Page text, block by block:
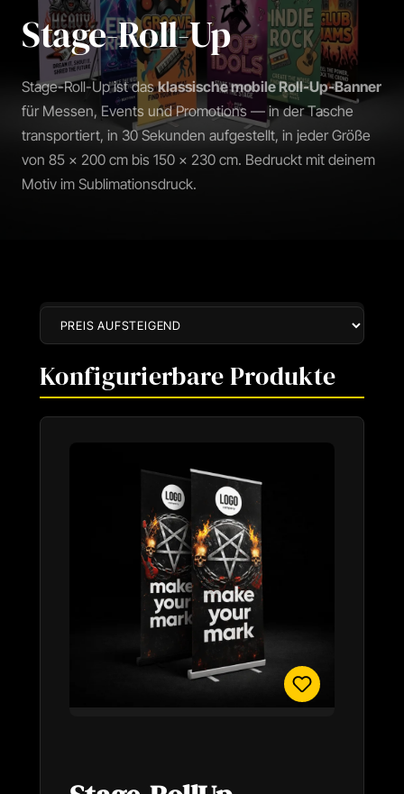
Stage-Roll-Up
Stage-Roll-Up ist dasklassische mobile Roll-Up-Banner
für Messen, Events und Promotions — in der Tasche
transportiert, in 30 Sekunden aufgestellt, in jeder Größe
von 85 × 200 cm bis 150 × 230 cm. Bedruckt mit deinem
Motiv im Sublimationsdruck.
Konfigurierbare Produkte